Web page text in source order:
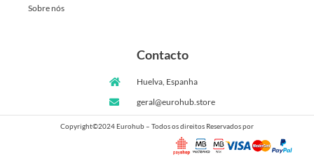
Sobre nós
Contacto
Huelva, Espanha
geral@eurohub.store
Copyright©2024 Eurohub – Todos os direitos Reservados por